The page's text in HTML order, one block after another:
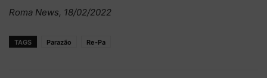
Roma News, 18/02/2022
TAGS Parazão Re-Pa